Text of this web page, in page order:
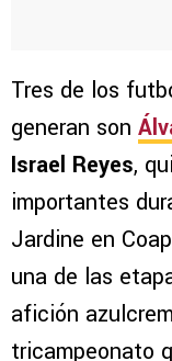
Tres de los
generan son
Israel Reyes,
importantes
Jardine en
una de las
afición
tricampeonato